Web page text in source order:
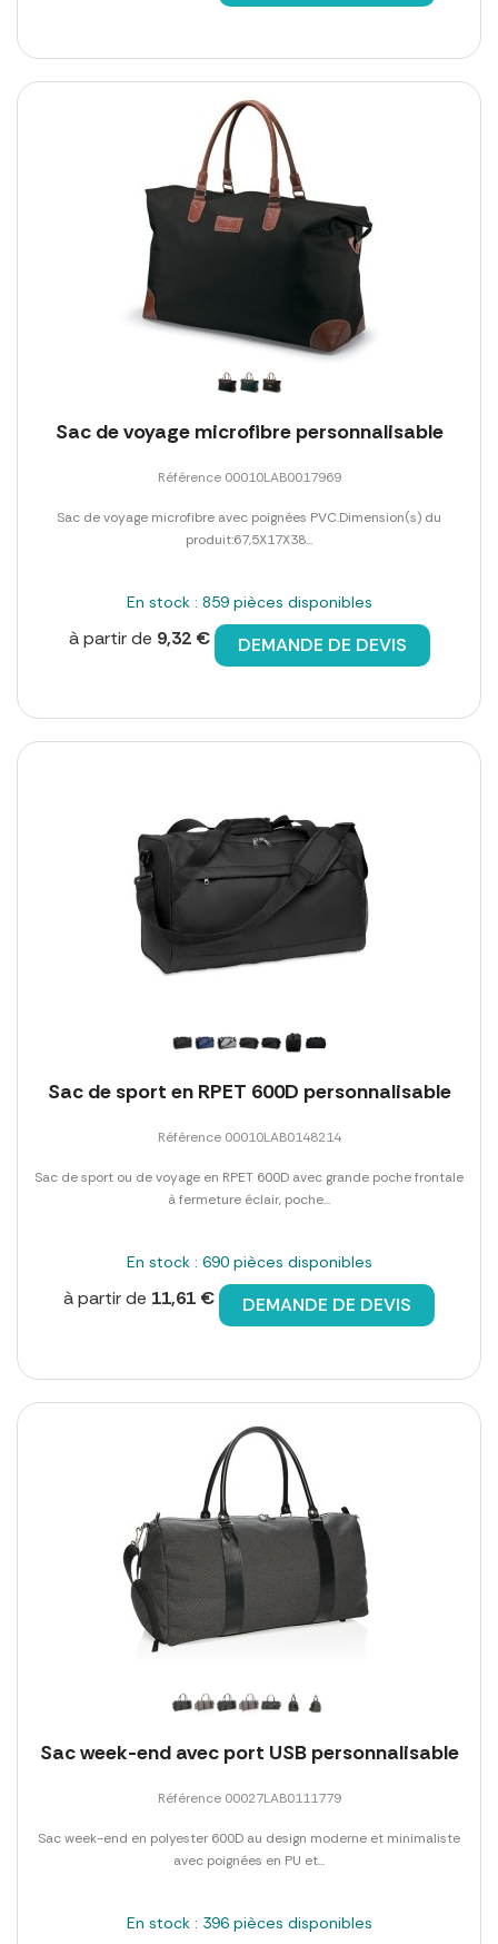
Sac de voyage microfibre personnalisable
Référence 00010LAB0017969
Sac de voyage microfibre avec poignées PVC.Dimension(s) du
produit:67,5X17X38...
En stock : 859 pièces disponibles
à partir de 9,32 € DEMANDE DE DEVIS
Sac de sport en RPET 600D personnalisable
Référence 00010LAB0148214
Sac de sport ou de voyage en RPET 600D avec grande poche frontale
à fermeture éclair, poche...
En stock : 690 pièces disponibles
à partir de 11,61 € DEMANDE DE DEVIS
Sac week-end avec port USB personnalisable
Référence 00027LAB0111779
Sac week-end en polyester 600D au design moderne et minimaliste
avec poignées en PU et...
En stock : 396 pièces disponibles